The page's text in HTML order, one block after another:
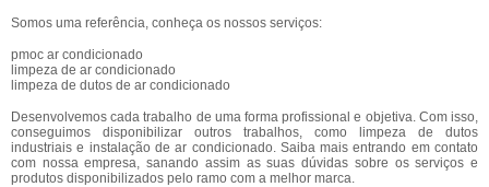
Somos uma referência, conheça os nossos serviços:
pmoc ar condicionado
limpeza de ar condicionado
limpeza de dutos de ar condicionado
Desenvolvemos cada trabalho de uma forma profissional e objetiva. Com isso,
conseguimos disponibilizar outros trabalhos, como limpeza de dutos
industriais e instalação de ar condicionado. Saiba mais entrando em contato
com nossa empresa, sanando assim as suas dúvidas sobre os serviços e
produtos disponibilizados pelo ramo com a melhor marca.